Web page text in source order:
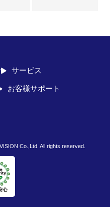
サービス
お客様サポート
Co.,Ltd. All rights reserved.